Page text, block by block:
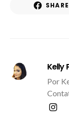
SHARE
Kelly
Por